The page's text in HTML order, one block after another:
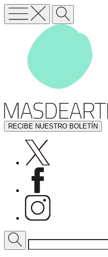
RECIBE NUESTRO BOLETÍN